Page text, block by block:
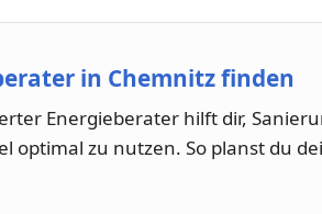
in Chemnitz finden
Energieberater hilft dir,
optimal zu nutzen. So planst du